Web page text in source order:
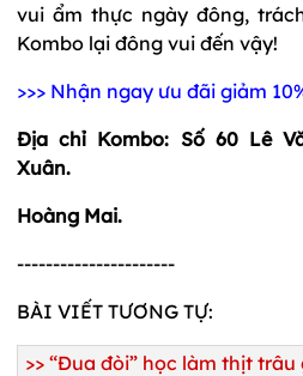
vui ẩm thực ngày đông,
Kombo lại đông vui đến vậy!
>>> Nhận ngay ưu đãi giảm
Địa chỉ Kombo: Số 60 Lê
Xuân.
Hoàng Mai.
----------------------
BÀI VIẾT TƯƠNG TỰ:
>> “Đua đòi” học làm thịt